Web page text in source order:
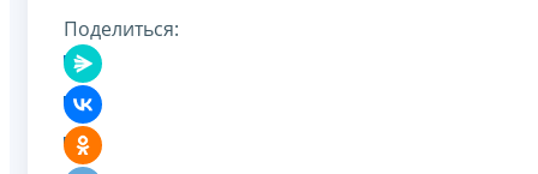
Поделиться: